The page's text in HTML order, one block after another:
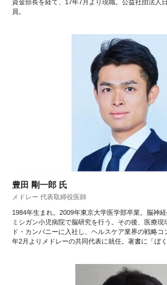
資金部長を経て、17年7月より現職。公益社団法人
員。
豊田 剛一郎 氏
メドレー 代表取締役医師
1984年生まれ。2009年東京大学医学部卒業。脳神
ミシガン小児病院で脳研究を行う。その後、医療
ド・カンパニーに入社し、ヘルスケア業界の戦略
年2月よりメドレーの共同代表に就任。著書に「ぼ